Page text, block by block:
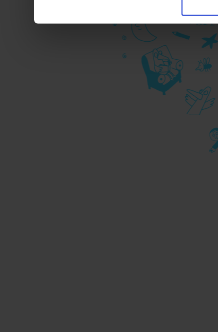
durante la navigazione.
Per maggiori dettagli
durante la
privacy sui cookie, ti
informativa cookie
Chiudendo il banner
senza alcuna
cookie tecnici.